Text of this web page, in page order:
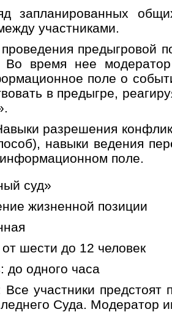
запланированных
участниками.
предыгровой
Во время нее
поле о
в предыгре,
разрешения
навыки ведения
поле.
суд»
жизненной позиции
шести до 12 человек
до одного часа
Все участники
Суда. Модератор